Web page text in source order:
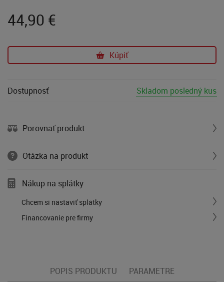
44,90 €
Kúpiť
Dostupnosť Skladom posledný kus
Porovnať produkt
Otázka na produkt
Nákup na splátky
Chcem si nastaviť splátky
Financovanie pre firmy
POPIS PRODUKTU PARAMETRE